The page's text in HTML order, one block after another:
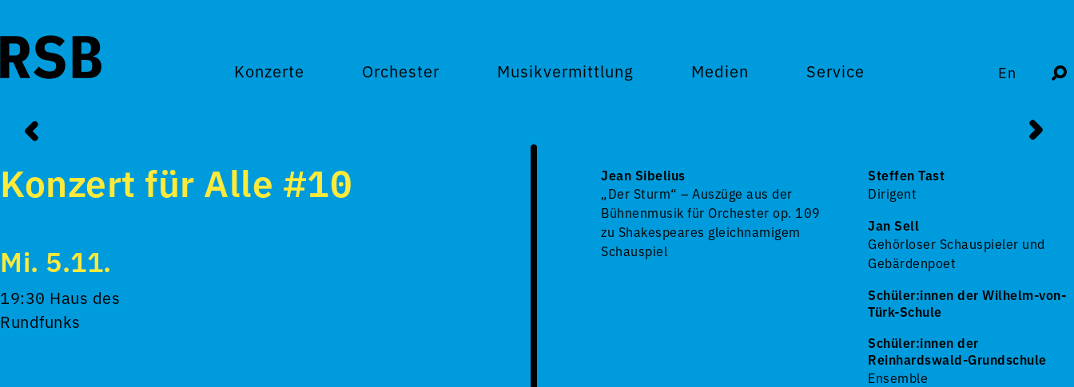
Konzerte Orchester Musikvermittlung Medien Service En
Mi. 5.11.
19:30 Haus des
Rundfunks
Konzert für Alle #10
Jean Sibelius
„Der Sturm“ – Auszüge aus der
Bühnenmusik für Orchester op. 109
zu Shakespeares gleichnamigem
Schauspiel
Steffen Tast
Dirigent
Jan Sell
Gehörloser Schauspieler und
Gebärdenpoet
Schüler:innen der Wilhelm-von-
Türk-Schule
Schüler:innen der
Reinhardswald-Grundschule
Ensemble